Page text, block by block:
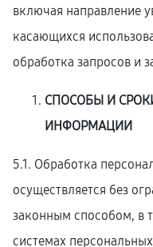
включая направление
касающихся
обработка запросов и
СПОСОБЫ И
ИНФОРМАЦИИ
5.1. Обработка
осуществляется без
законным способом, в
системах